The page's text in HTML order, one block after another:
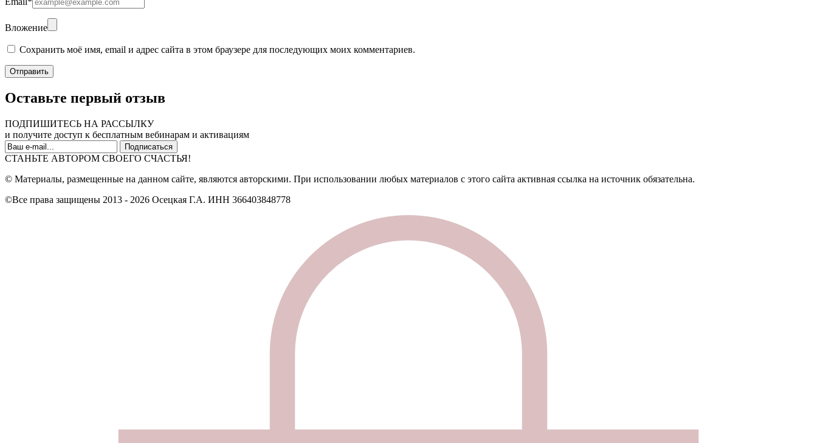
Вложение
Сохранить моё имя, email и адрес сайта в этом браузере для последующих моих комментариев.
Оставьте первый отзыв
ПОДПИШИТЕСЬ НА РАССЫЛКУ
и получите доступ к бесплатным вебинарам и активациям
СТАНЬТЕ АВТОРОМ СВОЕГО СЧАСТЬЯ!
© Материалы, размещенные на данном сайте, являются авторскими. При использовании любых материалов с этого сайта активная ссылка на источник обязательна.
©Все права защищены 2013 - 2026 Осецкая Г.А. ИНН 366403848778